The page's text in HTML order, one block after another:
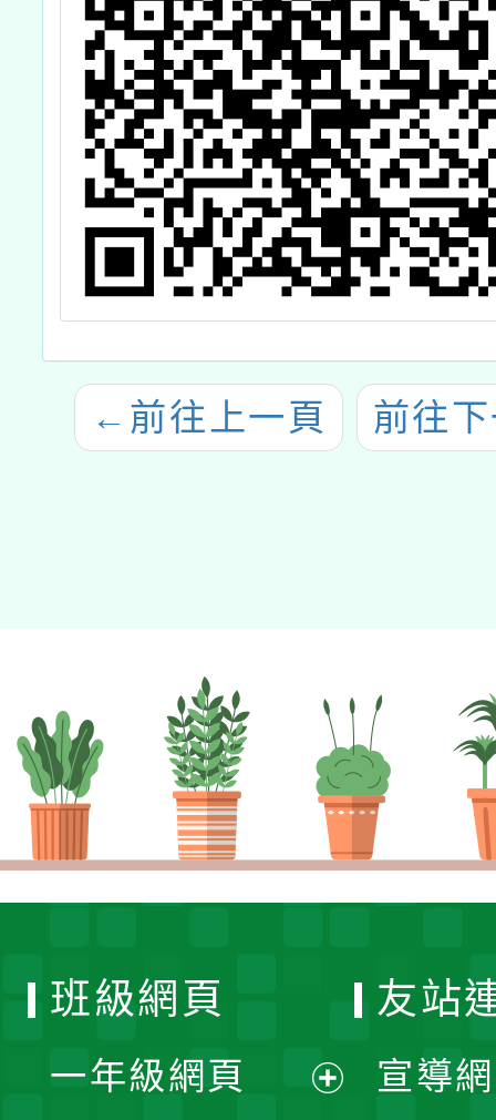
← 前往上一頁 前往
班級網頁
一年級網頁
友站
宣導